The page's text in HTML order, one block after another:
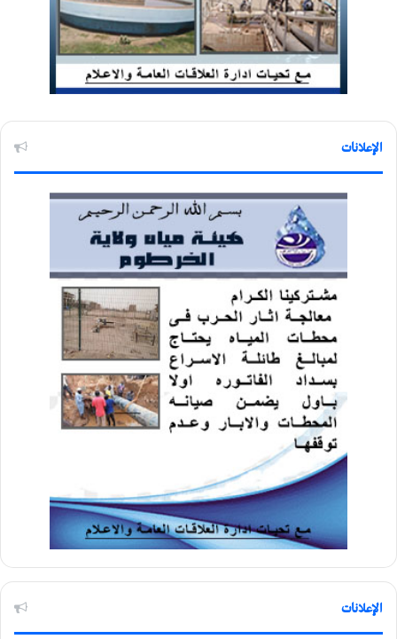
الإعلانات
الإعلانات